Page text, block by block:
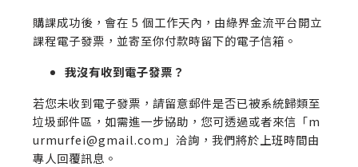
購課成功後，會在 5 個工作天內，由綠界金流平台開立
課程電子發票，並寄至你付款時留下的電子信箱。
我沒有收到電子發票？
若您未收到電子發票，請留意郵件是否已被系統歸類至
垃圾郵件區，如需進一步協助，您可透過或者來信「m
urmurfei@gmail.com」洽詢，我們將於上班時間由
專人回覆訊息。